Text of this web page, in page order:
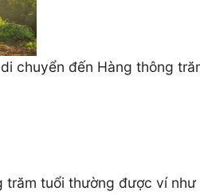
chuyển đến Hàng thông
tuổi thường được ví